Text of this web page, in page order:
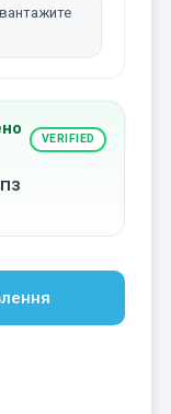
VERIFIED